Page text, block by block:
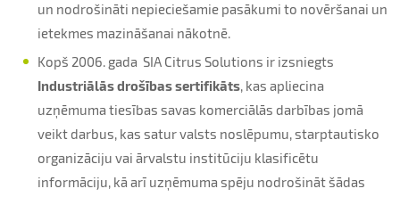
un nodrošināti nepieciešamie pasākumi to novēršanai un
ietekmes mazināšanai nākotnē.
Kopš 2006. gada SIA Citrus Solutions ir izsniegts
Industriālās drošības sertifikāts, kas apliecina
uzņēmuma tiesības savas komerciālās darbības jomā
veikt darbus, kas satur valsts noslēpumu, starptautisko
organizāciju vai ārvalstu institūciju klasificētu
informāciju, kā arī uzņēmuma spēju nodrošināt šādas